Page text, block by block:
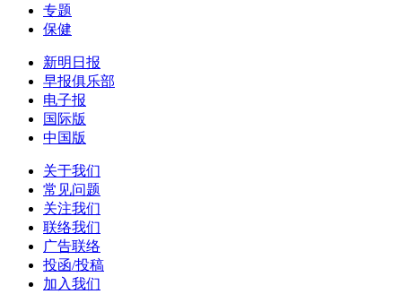
专题
保健
新明日报
早报俱乐部
电子报
国际版
中国版
关于我们
常见问题
关注我们
联络我们
广告联络
投函/投稿
加入我们